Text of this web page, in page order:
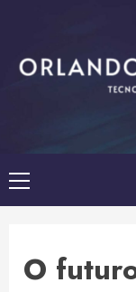
content
Primary
Menu
O